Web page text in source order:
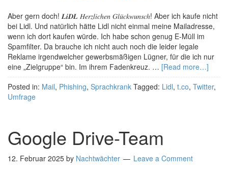
Aber gern doch! 𝑳𝒊𝑫𝑳 𝐻𝑒𝑟𝑧𝑙𝑖𝑐ℎ𝑒𝑛 𝐺𝑙𝑢̈𝑐𝑘𝑤𝑢𝑛𝑠𝑐ℎ! Aber ich kaufe nicht
bei Lidl. Und natürlich hätte Lidl nicht einmal meine Mailadresse,
wenn ich dort kaufen würde. Ich habe schon genug E-Müll im
Spamfilter. Da brauche ich nicht auch noch die leider legale
Reklame irgendwelcher gewerbsmäßigen Lügner, für die ich nur
eine „Zielgruppe“ bin. Im ihrem Fadenkreuz. … [Read more…]
Posted in: Mail, Phishing, Sprachkrank Tagged: Lidl, t.co, Twitter,
Umfrage
Google Drive-Team
12. Februar 2025 by Nachtwächter Leave a Comment